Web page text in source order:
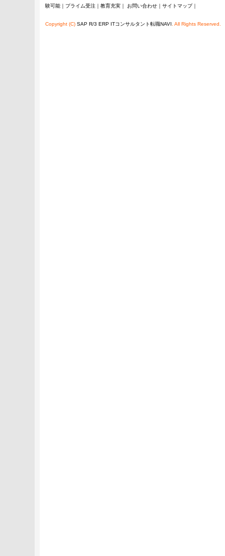
験可能 ｜ プライム受注 ｜ 教育充実 ｜ お問い合わせ ｜ サイトマップ｜
Copyright (C) SAP R/3 ERP ITコンサルタント転職NAVI . All Rights Reserved.